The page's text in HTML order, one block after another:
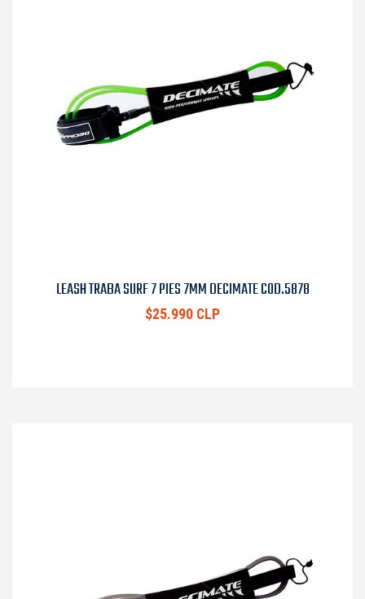
LEASH TRABA SURF 7 PIES 7MM DECIMATE COD.5878
$25.990 CLP